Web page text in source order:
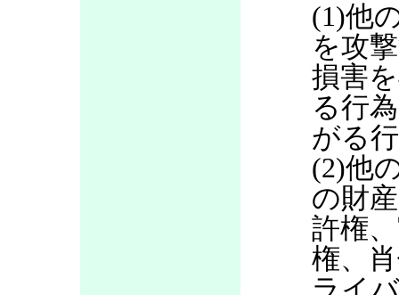
(1)他
を攻
損害
る行
がる
(2)他
の財
許権
権、